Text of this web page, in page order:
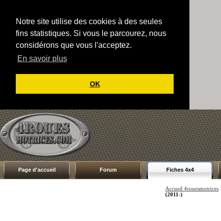
Notre site utilise des cookies à des seules
fins statistiques. Si vous le parcourez, nous
considérons que vous l'acceptez.
En savoir plus
OK
Page d'accueil Forum Fiches 4x4
Accueil 4rouesmotrices
(2011-)